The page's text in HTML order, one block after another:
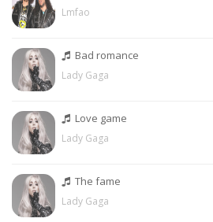
Lmfao
Bad romance
Lady Gaga
Love game
Lady Gaga
The fame
Lady Gaga